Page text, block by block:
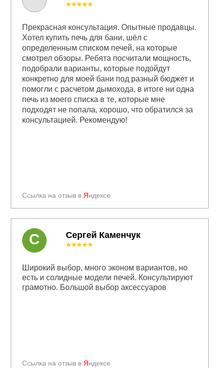
Ссылка на отзыв в Яндексе
★★★★★
Прекрасная консультация. Опытные продавцы.
Хотел купить печь для бани, шёл с
определенным списком печей, на которые
смотрел обзоры. Ребята посчитали мощность,
подобрали варианты, которые подойдут
конкретно для моей бани под разный бюджет и
помогли с расчетом дымохода, в итоге ни одна
печь из моего списка в те, которые мне
подходят не попала, хорошо, что обратился за
консультацией. Рекомендую!
Сергей Каменчук
Ссылка на отзыв в Яндексе
★★★★★
Широкий выбор, много эконом вариантов, но
есть и солидные модели печей. Консультируют
грамотно. Большой выбор аксессуаров
С